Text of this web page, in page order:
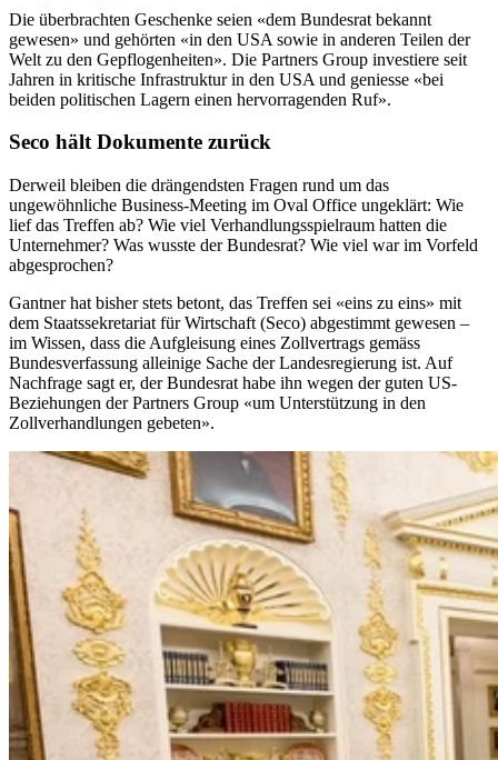
Die überbrachten Geschenke seien «dem Bundesrat bekannt
gewesen» und gehörten «in den USA sowie in anderen Teilen der
Welt zu den Gepflogenheiten». Die Partners Group investiere seit
Jahren in kritische Infrastruktur in den USA und geniesse «bei
beiden politischen Lagern einen hervorragenden Ruf».
Seco hält Dokumente zurück
Derweil bleiben die drängendsten Fragen rund um das
ungewöhnliche Business-Meeting im Oval Office ungeklärt: Wie
lief das Treffen ab? Wie viel Verhandlungsspielraum hatten die
Unternehmer? Was wusste der Bundesrat? Wie viel war im Vorfeld
abgesprochen?
Gantner hat bisher stets betont, das Treffen sei «eins zu eins» mit
dem Staatssekretariat für Wirtschaft (Seco) abgestimmt gewesen –
im Wissen, dass die Aufgleisung eines Zollvertrags gemäss
Bundesverfassung alleinige Sache der Landesregierung ist. Auf
Nachfrage sagt er, der Bundesrat habe ihn wegen der guten US-
Beziehungen der Partners Group «um Unterstützung in den
Zollverhandlungen gebeten».